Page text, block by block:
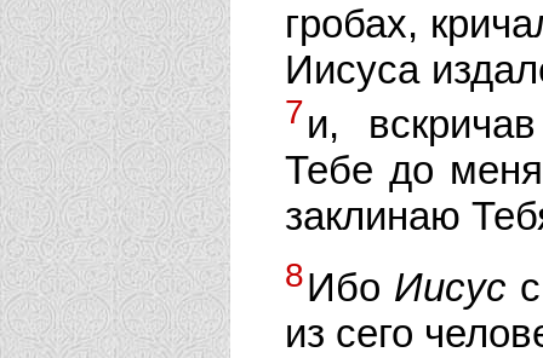
гробах,
Иисуса
7и,
Тебе до
заклинаю
8Ибо Иисус
из сего